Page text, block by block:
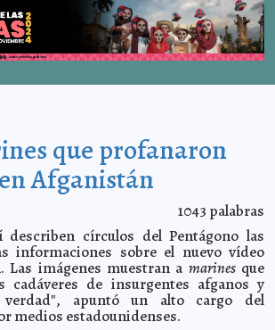
que profanaron
Afganistán
1043 palabras
círculos del Pentágono las
informaciones sobre el nuevo vídeo
Las imágenes muestran a marinesque
cadáveres de insurgentes afganos y
apuntó un alto cargo del
medios estadounidenses.